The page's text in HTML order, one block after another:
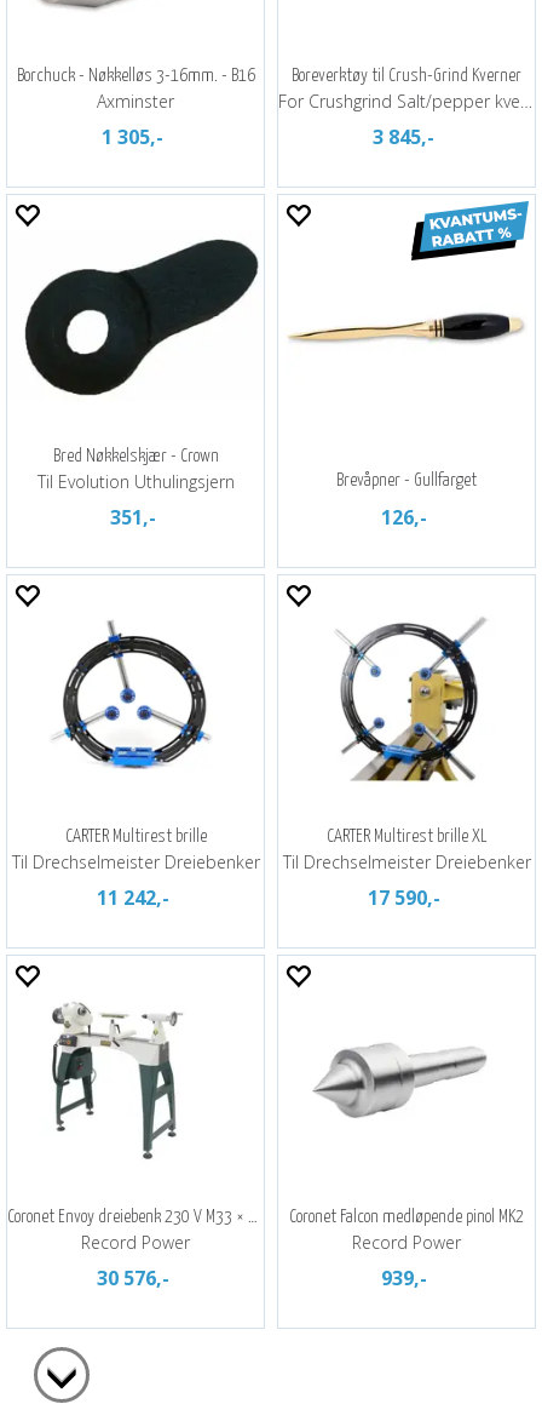
Borchuck - Nøkkelløs 3-16mm. - B16
Axminster
1 305,-
Boreverktøy til Crush-Grind Kverner
For Crushgrind Salt/pepper kvern
3 845,-
Bred Nøkkelskjær - Crown
Til Evolution Uthulingsjern
351,-
Brevåpner - Gullfarget
126,-
CARTER Multirest brille
Til Drechselmeister Dreiebenker
11 242,-
CARTER Multirest brille XL
Til Drechselmeister Dreiebenker
17 590,-
Coronet Envoy dreiebenk 230 V M33 × 3,5
Record Power
30 576,-
Coronet Falcon medløpende pinol MK2
Record Power
939,-